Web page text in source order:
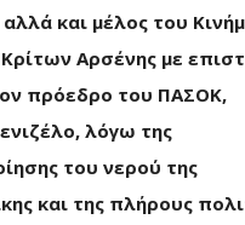
και μέλος του
Αρσένης με
πρόεδρο του ΠΑΣΟΚ,
λόγω της
του νερού της
και της πλήρους